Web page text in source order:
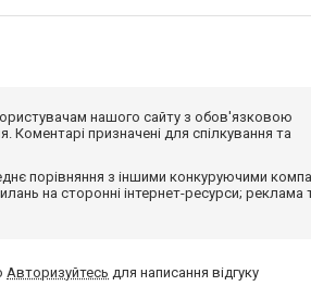
нашого сайту з обов'язковою
призначені для спілкування та
порівняння з іншими конкуруючими
на сторонні інтернет-ресурси; реклама
Авторизуйтесь для написання відгуку